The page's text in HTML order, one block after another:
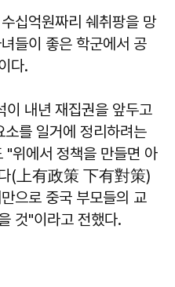
십억원짜리 쉐취팡을 망
들이 좋은 학군에서 공
다.
이 내년 재집권을 앞두고
를 일거에 정리하려는
"위에서 정책을 만들면 아
다(上有政策 下有對策)
으로 중국 부모들의 교
것"이라고 전했다.